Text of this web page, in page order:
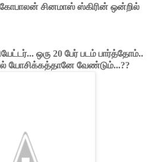
சினமாஸ் ஸ்கிரின் ஒன்றில்
ஒரு 20 பேர் படம் பார்த்தோம்..
யோசிக்கத்தானே வேண்டும்...??